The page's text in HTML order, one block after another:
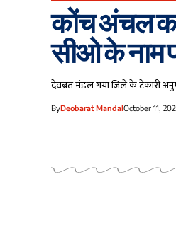
कोंच अंचल
सीओ के नाम
देवब्रत मंडल गया जिले के टेकारी
ByDeobarat MandalOctober 11,